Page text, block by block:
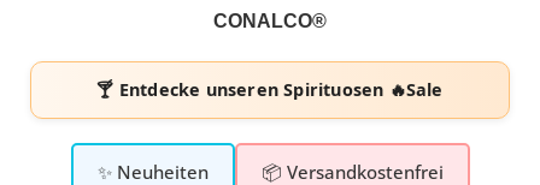
CONALCO®
🍸 Entdecke unserenSpirituosen 🔥Sale
✨ Neuheiten 📦 Versandkostenfrei